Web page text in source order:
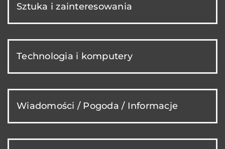
Sztuka i zainteresowania
Technologia i komputery
Wiadomości / Pogoda / Informacje